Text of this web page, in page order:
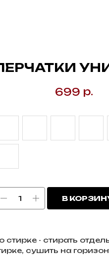
699 р.
В
стирке - стирать
сушить на